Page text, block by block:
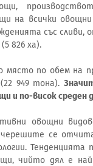
на всички
със
(5 826 ха).
място по обем на
(22 949 тона).
и по-висок среден
овощни
черешите се
чийто дял е